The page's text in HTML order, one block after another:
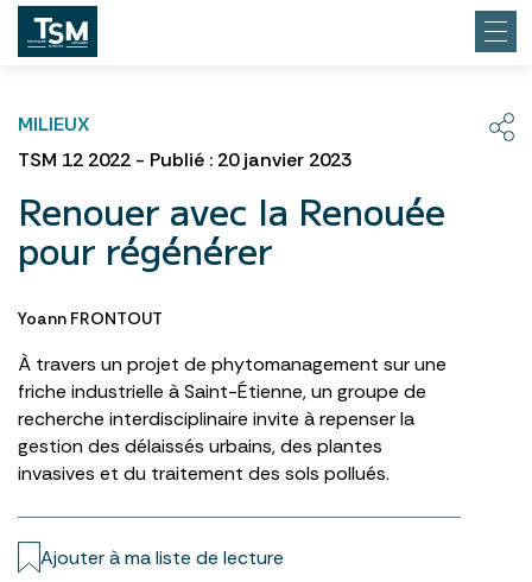
MILIEUX
TSM 12 2022 - Publié : 20 janvier 2023
Renouer avec la Renouée
pour régénérer
Yoann FRONTOUT
À travers un projet de phytomanagement sur une
friche industrielle à Saint-Étienne, un groupe de
recherche interdisciplinaire invite à repenser la
gestion des délaissés urbains, des plantes
invasives et du traitement des sols pollués.
Ajouter à ma liste de lecture